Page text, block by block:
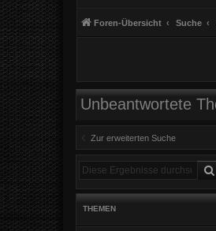
Foren-Übersicht Suche
Unbeantwortete
Zur erweiterten Suche
THEMEN